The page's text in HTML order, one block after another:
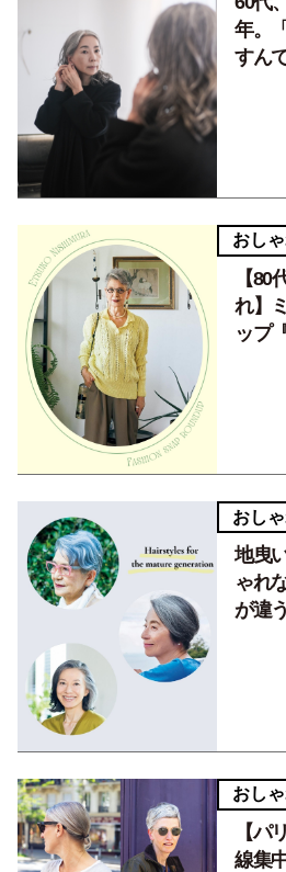
年。
すん
おし
【80
れ】
ップ
おし
地曳
ゃれ
が違
おし
【パ
線集